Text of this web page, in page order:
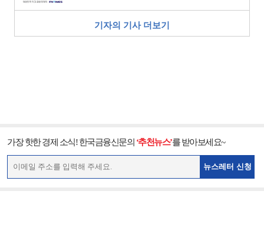
기자의 기사 더보기
가장 핫한 경제 소식! 한국금융신문의 ‘추천뉴스’를 받아보세요~
뉴스레터 신청